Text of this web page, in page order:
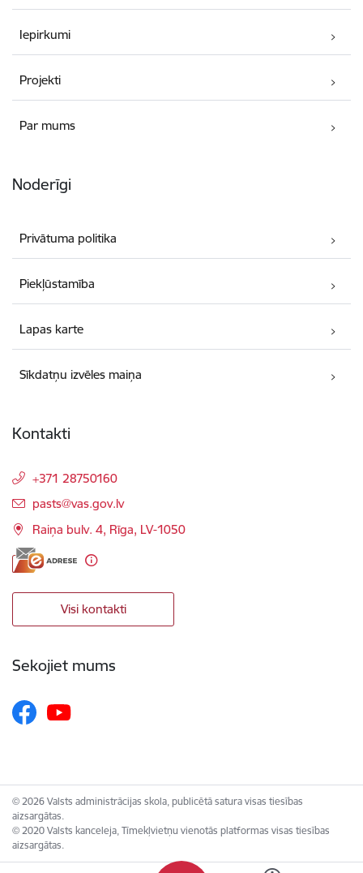
Iepirkumi
Projekti
Par mums
Noderīgi
Privātuma politika
Piekļūstamība
Lapas karte
Sīkdatņu izvēles maiņa
Kontakti
+371 28750160
E-pasts:
pasts@vas.gov.lv
Raiņa bulv. 4, Rīga, LV-1050
Visi kontakti
Sekojiet mums
© 2026 Valsts administrācijas skola, publicētā satura visas tiesības
aizsargātas.
© 2020 Valsts kanceleja, Tīmekļvietņu vienotās platformas visas tiesības
aizsargātas.